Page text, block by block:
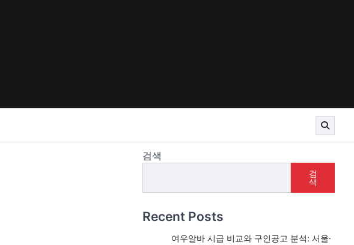
검색
검
색
Recent Posts
여우알바 시급 비교와 구인공고 분석: 서울·